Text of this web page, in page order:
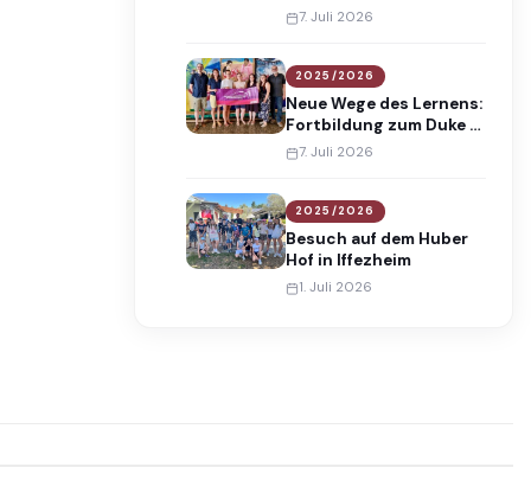
2026 an die Maria-
7. Juli 2026
2025/2026
Neue Wege des Lernens:
Fortbildung zum Duke of
Edinburgh’s
7. Juli 2026
2025/2026
Besuch auf dem Huber
Hof in Iffezheim
1. Juli 2026